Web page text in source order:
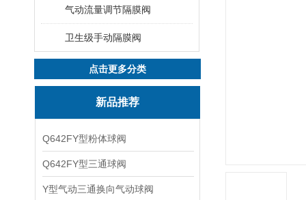
气动流量调节隔膜阀
卫生级手动隔膜阀
点击更多分类
新品推荐
Q642FY型粉体球阀
Q642FY型三通球阀
Y型气动三通换向气动球阀